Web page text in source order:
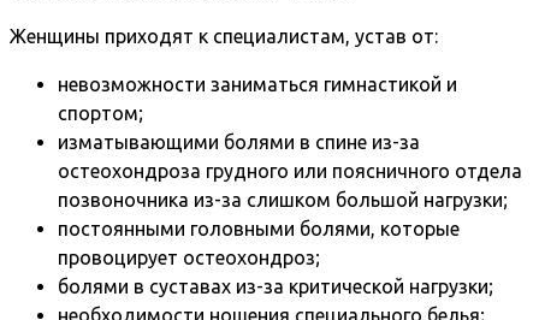
Женщины приходят к специалистам, устав от:
невозможности заниматься гимнастикой и
спортом;
изматывающими болями в спине из-за
остеохондроза грудного или поясничного отдела
позвоночника из-за слишком большой нагрузки;
постоянными головными болями, которые
провоцирует остеохондроз;
болями в суставах из-за критической нагрузки;
необходимости ношения специального белья;